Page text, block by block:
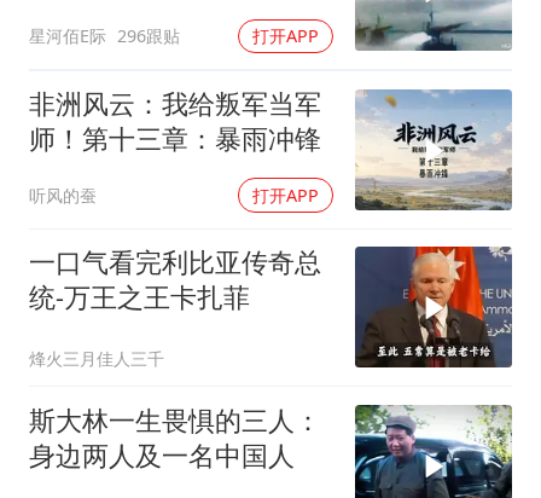
星河佰E际 296跟贴 打开APP
非洲风云：我给叛军当军
师！第十三章：暴雨冲锋
听风的蚕 打开APP
一口气看完利比亚传奇总
统-万王之王卡扎菲
烽火三月佳人三千
斯大林一生畏惧的三人：
身边两人及一名中国人